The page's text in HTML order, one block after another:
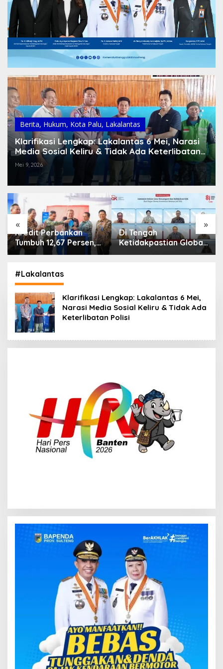
Berita, Hukum, Kota Palu, Lakalantas
Klarifikasi Lengkap: Lakalantas 6 Mei, Narasi
Media Sosial Keliru & Tidak Ada Keterlibatan
Polisi
Mei 9, 2026
« »
Di Tengah
Ketidakpastian Global,
OJK Pastikan
Keuangan Tetap
Terjaga
IHSG Menguat, Jumlah
Investor Pasar Modal
Tembus 30 Juta per
#Lakalantas
Klarifikasi Lengkap: Lakalantas 6 Mei,
Narasi Media Sosial Keliru & Tidak Ada
Keterlibatan Polisi